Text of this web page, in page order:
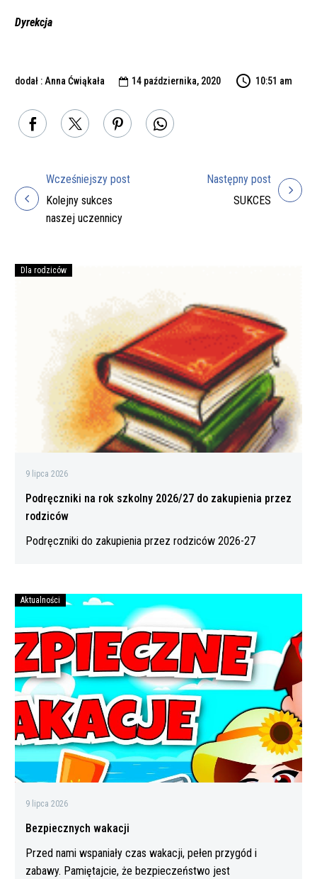
Dyrekcja
dodał : Anna Ćwiąkała  14 października, 2020 10:51 am
Nawigacja
wpisu
Wcześniejszy post
Kolejny sukces
naszej uczennicy
Następny post
SUKCES
rok
szkolny
do
zakupienia
przez
rodziców
Dla rodziców
9 lipca 2026
Podręczniki na rok szkolny 2026/27 do zakupienia przez
rodziców
Podręczniki do zakupienia przez rodziców 2026-27
Bezpiecznych
wakacji
Aktualności
9 lipca 2026
Bezpiecznych wakacji
Przed nami wspaniały czas wakacji, pełen przygód i
zabawy. Pamiętajcie, że bezpieczeństwo jest